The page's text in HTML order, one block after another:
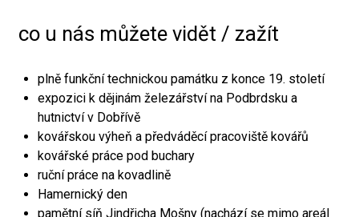
co u nás můžete vidět / zažít
plně funkční technickou památku z konce 19. století
expozici k dějinám železářství na Podbrdsku a
hutnictví v Dobřívě
kovářskou výheň a předváděcí pracoviště kovářů
kovářské práce pod buchary
ruční práce na kovadlině
Hamernický den
pamětní síň Jindřicha Mošny (nachází se mimo areál